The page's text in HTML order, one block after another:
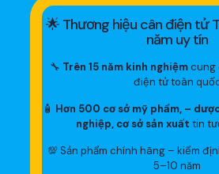
🌟 Thương hiệu cân điện tử
năm uy tín
🔧 Trên 15 năm kinh nghiệmcung
điện tử toàn
🧴 Hơn 500 cơ sở mỹ phẩm, –
nghiệp, cơ sở sản xuất tin
💯 Sản phẩm chính hãng – kiểm
5–10 năm